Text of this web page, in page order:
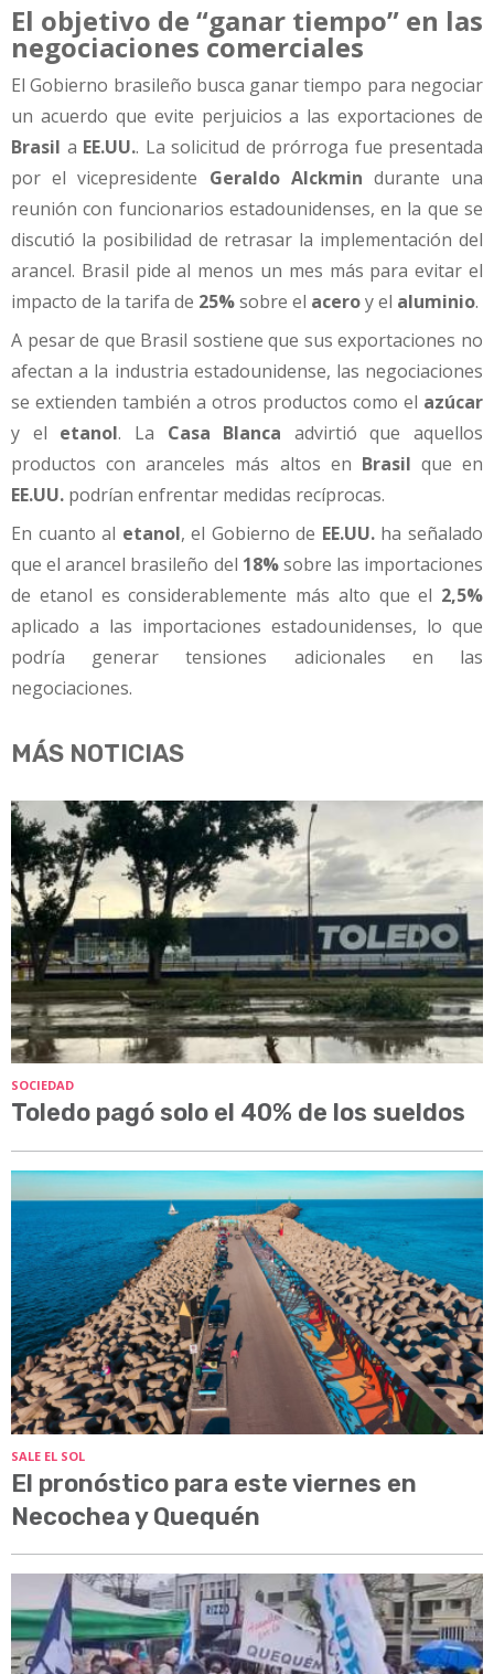
El objetivo de “ganar tiempo” en las
negociaciones comerciales
El Gobierno brasileño busca ganar tiempo para negociar
un acuerdo que evite perjuicios a las exportaciones de
Brasil a EE.UU.. La solicitud de prórroga fue presentada
por el vicepresidente Geraldo Alckmin durante una
reunión con funcionarios estadounidenses, en la que se
discutió la posibilidad de retrasar la implementación del
arancel. Brasil pide al menos un mes más para evitar el
impacto de la tarifa de 25%sobre el aceroy el aluminio.
A pesar de que Brasil sostiene que sus exportaciones no
afectan a la industria estadounidense, las negociaciones
se extienden también a otros productos como el azúcar
y el etanol. La Casa Blanca advirtió que aquellos
productos con aranceles más altos en Brasil que en
EE.UU. podrían enfrentar medidas recíprocas.
En cuanto al etanol, el Gobierno de EE.UU.ha señalado
que el arancel brasileño del 18%sobre las importaciones
de etanol es considerablemente más alto que el 2,5%
aplicado a las importaciones estadounidenses, lo que
podría generar tensiones adicionales en las
negociaciones.
MÁS NOTICIAS
SOCIEDAD
Toledo pagó solo el 40% de los sueldos
SALE EL SOL
El pronóstico para este viernes en
Necochea y Quequén